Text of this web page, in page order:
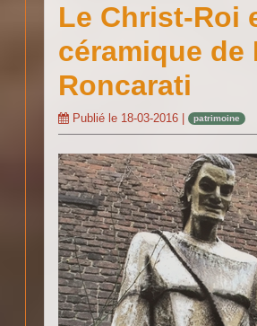
Le Christ-Roi
céramique de
Roncarati
Publié le 18-03-2016 | patrimoine